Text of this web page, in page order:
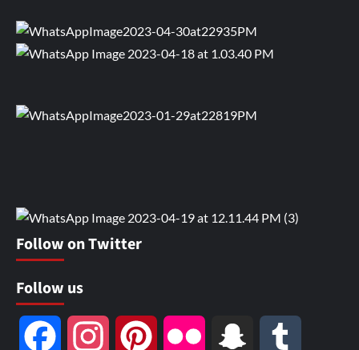
Follow on Twitter
Follow us
Facebook Instagram Pinterest Flickr Snapchat